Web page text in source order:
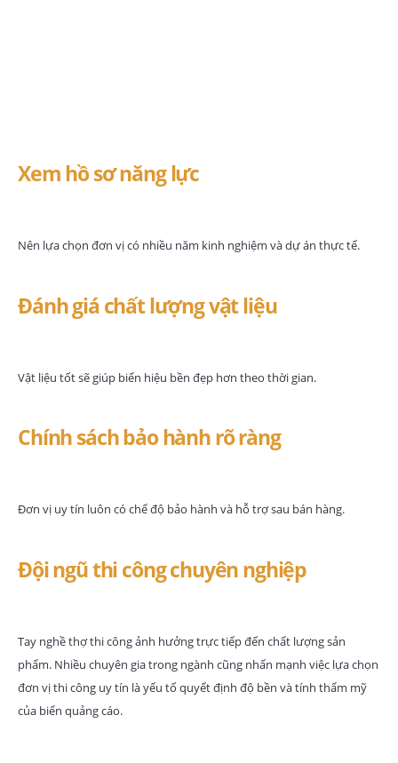
Xem hồ sơ năng lực
Nên lựa chọn đơn vị có nhiều năm kinh nghiệm và dự án thực tế.
Đánh giá chất lượng vật liệu
Vật liệu tốt sẽ giúp biển hiệu bền đẹp hơn theo thời gian.
Chính sách bảo hành rõ ràng
Đơn vị uy tín luôn có chế độ bảo hành và hỗ trợ sau bán hàng.
Đội ngũ thi công chuyên nghiệp
Tay nghề thợ thi công ảnh hưởng trực tiếp đến chất lượng sản
phẩm. Nhiều chuyên gia trong ngành cũng nhấn mạnh việc lựa chọn
đơn vị thi công uy tín là yếu tố quyết định độ bền và tính thẩm mỹ
của biển quảng cáo.